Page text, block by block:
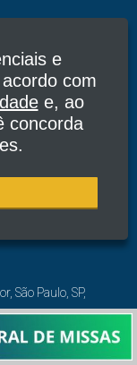
São Paulo, SP,
e
com
e, ao
concorda